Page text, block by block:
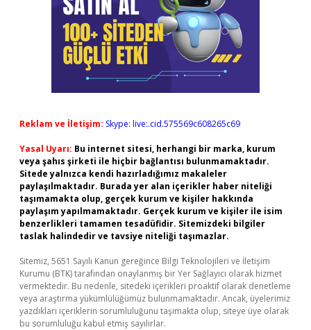
Reklam ve İletişim: Skype: live:.cid.575569c608265c69
Yasal Uyarı: Bu internet sitesi, herhangi bir marka, kurum
veya şahıs şirketi ile hiçbir bağlantısı bulunmamaktadır.
Sitede yalnızca kendi hazırladığımız makaleler
paylaşılmaktadır. Burada yer alan içerikler haber niteliği
taşımamakta olup, gerçek kurum ve kişiler hakkında
paylaşım yapılmamaktadır. Gerçek kurum ve kişiler ile isim
benzerlikleri tamamen tesadüfidir. Sitemizdeki bilgiler
taslak halindedir ve tavsiye niteliği taşımazlar.
Sitemiz, 5651 Sayılı Kanun gereğince Bilgi Teknolojileri ve İletişim
Kurumu (BTK) tarafından onaylanmış bir Yer Sağlayıcı olarak hizmet
vermektedir. Bu nedenle, sitedeki içerikleri proaktif olarak denetleme
veya araştırma yükümlülüğümüz bulunmamaktadır. Ancak, üyelerimiz
yazdıkları içeriklerin sorumluluğunu taşımakta olup, siteye üye olarak
bu sorumluluğu kabul etmiş sayılırlar.